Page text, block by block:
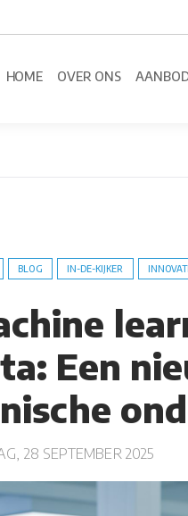
HOME OVER ONS
BLOG IN-DE-KIJKER
Een
28 SEPTEMBER 2025